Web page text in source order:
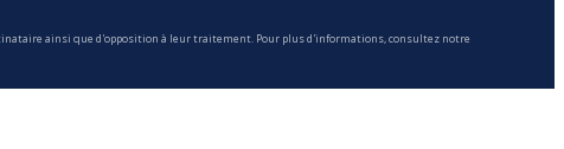
ainsi que d'opposition à leur traitement. Pour plus d'informations, consultez notre